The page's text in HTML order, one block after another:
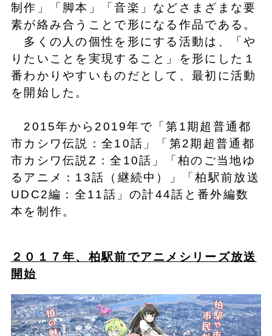
制作」「脚本」「音楽」などさまざまな要
素が絡み合うことで形になる作品である。
多くの人の個性を形にする活動は、「や
りたいことを実現すること」を形にした１
番わかりやすいものだとして、最初に活動
を開始した。
2015年から2019年で「第1期超普通都
市カシワ伝説：全10話」「第2期超普通都
市カシワ伝説Z：全10話」「柏のご当地ゆ
るアニメ：13話（継続中）」「柏駅前放送
UDC2編：全11話」の計44話と番外編数
本を制作。
２０１７年、柏駅前でアニメシリーズ放送
開始